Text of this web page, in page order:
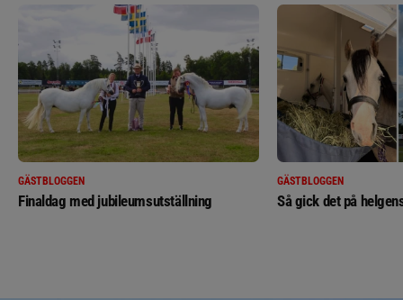
GÄSTBLOGGEN
Finaldag med jubileumsutställning
GÄSTBLOGGEN
Så gick det på